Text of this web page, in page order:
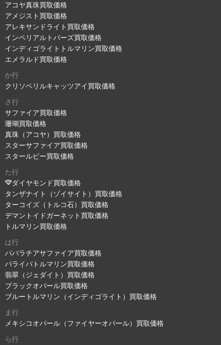
アコヤ真珠買取価格
アメジスト買取価格
アレキサンドライト買取価格
インペリアルトパーズ買取価格
インディゴライトトルマリン買取価格
エメラルド買取価格
か行
クリソベリルキャッツアイ買取価格
さ行
サファイア買取価格
珊瑚買取価格
真珠（アコヤ）買取価格
スターサファイア買取価格
スタールビー買取価格
た行
ダイヤモンド買取価格
タンザナイト（ゾイサイト）買取価格
ターコイズ（トルコ石）買取価格
デマントイドガーネット買取価格
トルマリン買取価格
は行
パパラチアサファイア買取価格
パライバトルマリン買取価格
翡翠（ジェダイト）買取価格
ブラックオパール買取価格
ブルートルマリン（インディゴライト）買取価格
ま行
メキシコオパール（ファイヤーオパール）買取価格
ら行